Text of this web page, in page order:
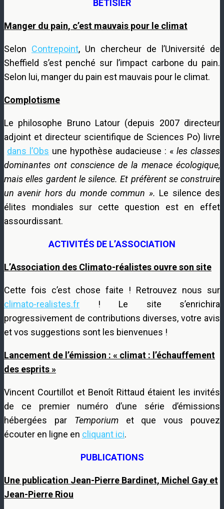
BÊTISIER
Manger du pain, c’est mauvais pour le climat
Selon Contrepoint, Un chercheur de l’Université de
Sheffield s’est penché sur l’impact carbone du pain.
Selon lui, manger du pain est mauvais pour le climat.
Complotisme
Le philosophe Bruno Latour (depuis 2007 directeur
adjoint et directeur scientifique de Sciences Po) livre
dans l’Obs une hypothèse audacieuse : « les classes
dominantes ont conscience de la menace écologique,
mais elles gardent le silence. Et préfèrent se construire
un avenir hors du monde commun ». Le silence des
élites mondiales sur cette question est en effet
assourdissant.
ACTIVITÉS DE L’ASSOCIATION
L’Association des Climato-réalistes ouvre son site
Cette fois c’est chose faite ! Retrouvez nous sur
climato-realistes.fr ! Le site s’enrichira
progressivement de contributions diverses, votre avis
et vos suggestions sont les bienvenues !
Lancement de l’émission : « climat : l’échauffement
des esprits »
Vincent Courtillot et Benoît Rittaud étaient les invités
de ce premier numéro d’une série d’émissions
hébergées par Temporiumet que vous pouvez
écouter en ligne en cliquant ici.
PUBLICATIONS
Une publication Jean-Pierre Bardinet, Michel Gay et
Jean-Pierre Riou